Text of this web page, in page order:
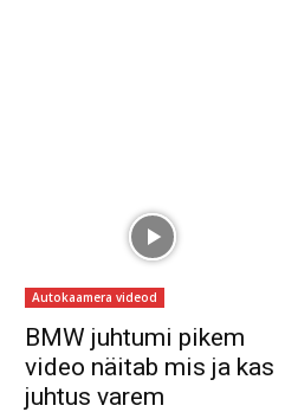
Autokaamera videod
BMW juhtumi pikem
video näitab mis ja kas
juhtus varem